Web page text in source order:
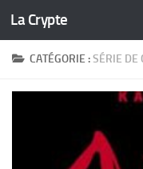
Skip to content
La Crypte
CATÉGORIE :SÉRIE DE